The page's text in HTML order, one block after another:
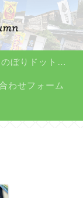
オーダーのぼりドットコム
わせフォーム